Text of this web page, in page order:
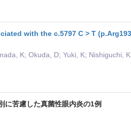
with the c.5797 C > T
K; Okuda, D; Yuki, K; Nishiguchi,
に苦慮した真菌性眼内炎の1例